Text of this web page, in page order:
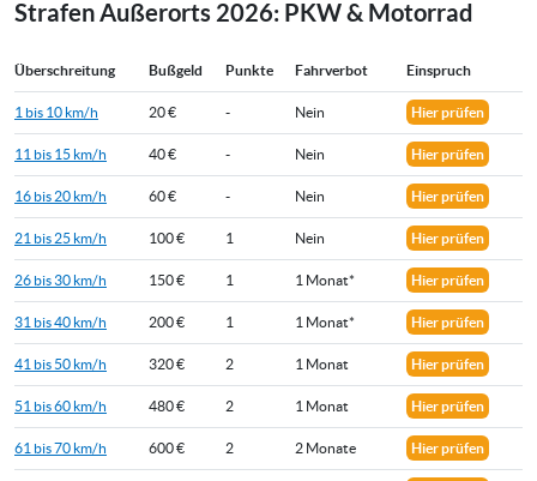
Strafen Außerorts 2026: PKW & Motorrad
Überschreitung Bußgeld Punkte Fahrverbot Einspruch
1 bis 10 km/h 20 € - Nein Hier prüfen
11 bis 15 km/h 40 € - Nein Hier prüfen
16 bis 20 km/h 60 € - Nein Hier prüfen
21 bis 25 km/h 100 € 1 Nein Hier prüfen
26 bis 30 km/h 150 € 1 1 Monat* Hier prüfen
31 bis 40 km/h 200 € 1 1 Monat* Hier prüfen
41 bis 50 km/h 320 € 2 1 Monat Hier prüfen
51 bis 60 km/h 480 € 2 1 Monat Hier prüfen
61 bis 70 km/h 600 € 2 2 Monate Hier prüfen